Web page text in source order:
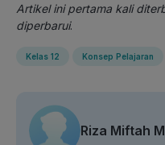
Artikel ini pertama kali
diperbarui.
Kelas 12 Konsep Pelajaran
Riza Miftah